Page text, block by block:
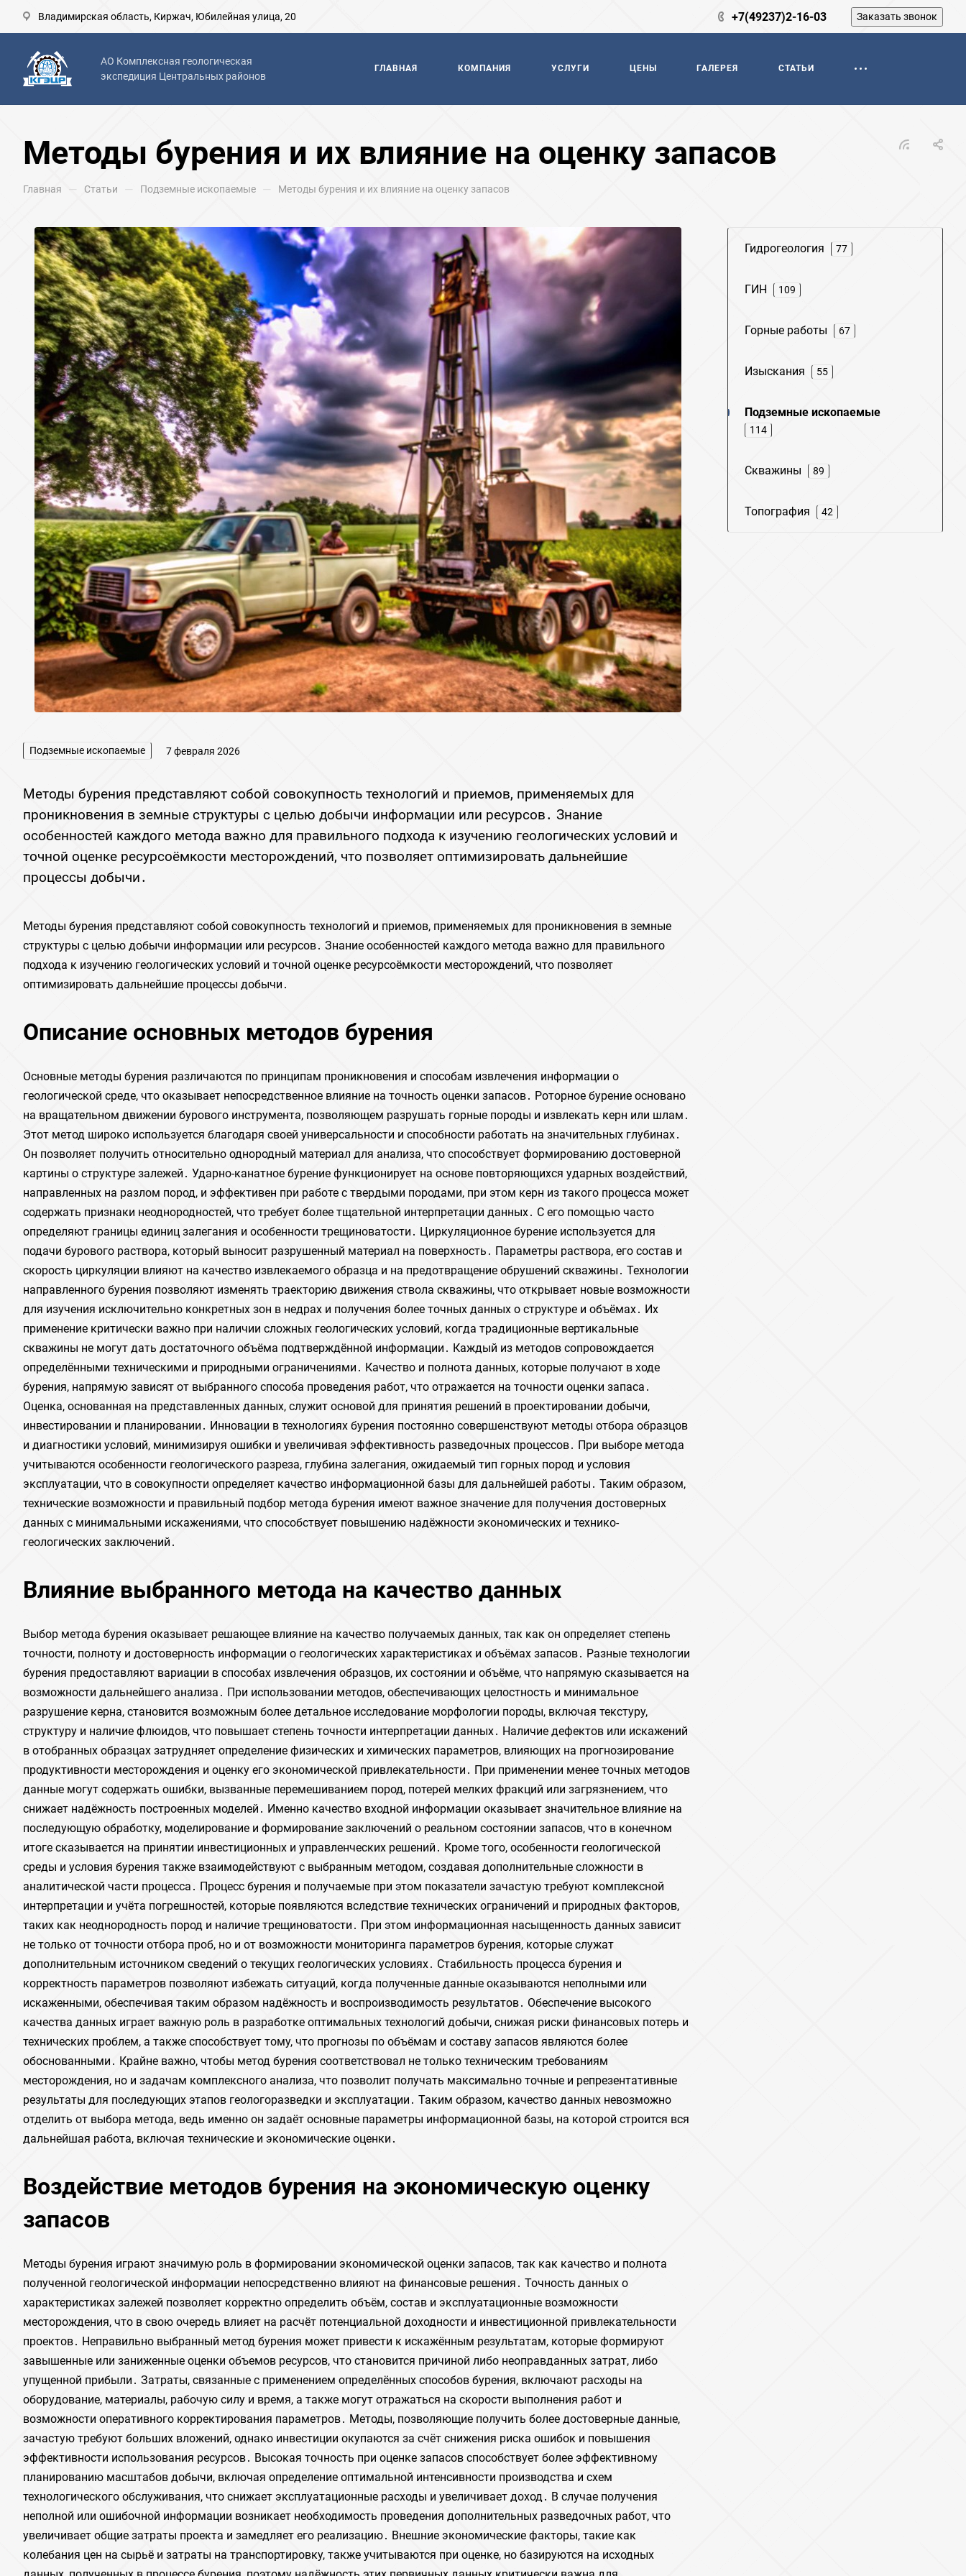
Владимирская область, Киржач, Юбилейная улица, 20 +7(49237)2-16-03 Заказать звонок
АО Комплексная геологическая
экспедиция Центральных районов
ГЛАВНАЯ КОМПАНИЯ УСЛУГИ ЦЕНЫ ГАЛЕРЕЯ СТАТЬИ
Методы бурения и их влияние на оценку запасов
Главная — Статьи — Подземные ископаемые — Методы бурения и их влияние на оценку запасов
Подземные ископаемые 7 февраля 2026
Методы бурения представляют собой совокупность технологий и приемов, применяемых для
проникновения в земные структуры с целью добычи информации или ресурсов․ Знание
особенностей каждого метода важно для правильного подхода к изучению геологических условий и
точной оценке ресурсоёмкости месторождений, что позволяет оптимизировать дальнейшие
процессы добычи․
Методы бурения представляют собой совокупность технологий и приемов, применяемых для проникновения в земные
структуры с целью добычи информации или ресурсов․ Знание особенностей каждого метода важно для правильного
подхода к изучению геологических условий и точной оценке ресурсоёмкости месторождений, что позволяет
оптимизировать дальнейшие процессы добычи․
Описание основных методов бурения
Основные методы бурения различаются по принципам проникновения и способам извлечения информации о
геологической среде, что оказывает непосредственное влияние на точность оценки запасов․ Роторное бурение основано
на вращательном движении бурового инструмента, позволяющем разрушать горные породы и извлекать керн или шлам․
Этот метод широко используется благодаря своей универсальности и способности работать на значительных глубинах․
Он позволяет получить относительно однородный материал для анализа, что способствует формированию достоверной
картины о структуре залежей․ Ударно-канатное бурение функционирует на основе повторяющихся ударных воздействий,
направленных на разлом пород, и эффективен при работе с твердыми породами, при этом керн из такого процесса может
содержать признаки неоднородностей, что требует более тщательной интерпретации данных․ С его помощью часто
определяют границы единиц залегания и особенности трещиноватости․ Циркуляционное бурение используется для
подачи бурового раствора, который выносит разрушенный материал на поверхность․ Параметры раствора, его состав и
скорость циркуляции влияют на качество извлекаемого образца и на предотвращение обрушений скважины․ Технологии
направленного бурения позволяют изменять траекторию движения ствола скважины, что открывает новые возможности
для изучения исключительно конкретных зон в недрах и получения более точных данных о структуре и объёмах․ Их
применение критически важно при наличии сложных геологических условий, когда традиционные вертикальные
скважины не могут дать достаточного объёма подтверждённой информации․ Каждый из методов сопровождается
определёнными техническими и природными ограничениями․ Качество и полнота данных, которые получают в ходе
бурения, напрямую зависят от выбранного способа проведения работ, что отражается на точности оценки запаса․
Оценка, основанная на представленных данных, служит основой для принятия решений в проектировании добычи,
инвестировании и планировании․ Инновации в технологиях бурения постоянно совершенствуют методы отбора образцов
и диагностики условий, минимизируя ошибки и увеличивая эффективность разведочных процессов․ При выборе метода
учитываются особенности геологического разреза, глубина залегания, ожидаемый тип горных пород и условия
эксплуатации, что в совокупности определяет качество информационной базы для дальнейшей работы․ Таким образом,
технические возможности и правильный подбор метода бурения имеют важное значение для получения достоверных
данных с минимальными искажениями, что способствует повышению надёжности экономических и технико-
геологических заключений․
Влияние выбранного метода на качество данных
Выбор метода бурения оказывает решающее влияние на качество получаемых данных, так как он определяет степень
точности, полноту и достоверность информации о геологических характеристиках и объёмах запасов․ Разные технологии
бурения предоставляют вариации в способах извлечения образцов, их состоянии и объёме, что напрямую сказывается на
возможности дальнейшего анализа․ При использовании методов, обеспечивающих целостность и минимальное
разрушение керна, становится возможным более детальное исследование морфологии породы, включая текстуру,
структуру и наличие флюидов, что повышает степень точности интерпретации данных․ Наличие дефектов или искажений
в отобранных образцах затрудняет определение физических и химических параметров, влияющих на прогнозирование
продуктивности месторождения и оценку его экономической привлекательности․ При применении менее точных методов
данные могут содержать ошибки, вызванные перемешиванием пород, потерей мелких фракций или загрязнением, что
снижает надёжность построенных моделей․ Именно качество входной информации оказывает значительное влияние на
последующую обработку, моделирование и формирование заключений о реальном состоянии запасов, что в конечном
итоге сказывается на принятии инвестиционных и управленческих решений․ Кроме того, особенности геологической
среды и условия бурения также взаимодействуют с выбранным методом, создавая дополнительные сложности в
аналитической части процесса․ Процесс бурения и получаемые при этом показатели зачастую требуют комплексной
интерпретации и учёта погрешностей, которые появляются вследствие технических ограничений и природных факторов,
таких как неоднородность пород и наличие трещиноватости․ При этом информационная насыщенность данных зависит
не только от точности отбора проб, но и от возможности мониторинга параметров бурения, которые служат
дополнительным источником сведений о текущих геологических условиях․ Стабильность процесса бурения и
корректность параметров позволяют избежать ситуаций, когда полученные данные оказываются неполными или
искаженными, обеспечивая таким образом надёжность и воспроизводимость результатов․ Обеспечение высокого
качества данных играет важную роль в разработке оптимальных технологий добычи, снижая риски финансовых потерь и
технических проблем, а также способствует тому, что прогнозы по объёмам и составу запасов являются более
обоснованными․ Крайне важно, чтобы метод бурения соответствовал не только техническим требованиям
месторождения, но и задачам комплексного анализа, что позволит получать максимально точные и репрезентативные
результаты для последующих этапов геологоразведки и эксплуатации․ Таким образом, качество данных невозможно
отделить от выбора метода, ведь именно он задаёт основные параметры информационной базы, на которой строится вся
дальнейшая работа, включая технические и экономические оценки․
Воздействие методов бурения на экономическую оценку
запасов
Методы бурения играют значимую роль в формировании экономической оценки запасов, так как качество и полнота
полученной геологической информации непосредственно влияют на финансовые решения․ Точность данных о
характеристиках залежей позволяет корректно определить объём, состав и эксплуатационные возможности
месторождения, что в свою очередь влияет на расчёт потенциальной доходности и инвестиционной привлекательности
проектов․ Неправильно выбранный метод бурения может привести к искажённым результатам, которые формируют
завышенные или заниженные оценки объемов ресурсов, что становится причиной либо неоправданных затрат, либо
упущенной прибыли․ Затраты, связанные с применением определённых способов бурения, включают расходы на
оборудование, материалы, рабочую силу и время, а также могут отражаться на скорости выполнения работ и
возможности оперативного корректирования параметров․ Методы, позволяющие получить более достоверные данные,
зачастую требуют больших вложений, однако инвестиции окупаются за счёт снижения риска ошибок и повышения
эффективности использования ресурсов․ Высокая точность при оценке запасов способствует более эффективному
планированию масштабов добычи, включая определение оптимальной интенсивности производства и схем
технологического обслуживания, что снижает эксплуатационные расходы и увеличивает доход․ В случае получения
неполной или ошибочной информации возникает необходимость проведения дополнительных разведочных работ, что
увеличивает общие затраты проекта и замедляет его реализацию․ Внешние экономические факторы, такие как
колебания цен на сырьё и затраты на транспортировку, также учитываются при оценке, но базируются на исходных
Гидрогеология 77
ГИН 109
Горные работы 67
Изыскания 55
Подземные ископаемые
114
Скважины 89
Топография 42